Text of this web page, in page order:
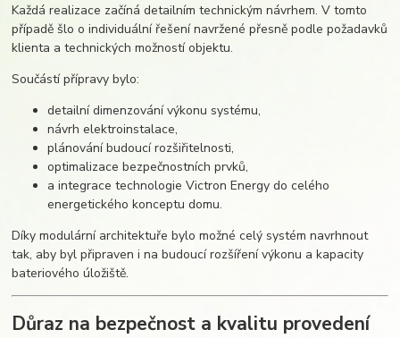
Každá realizace začíná detailním technickým návrhem. V tomto
případě šlo o individuální řešení navržené přesně podle požadavků
klienta a technických možností objektu.
Součástí přípravy bylo:
detailní dimenzování výkonu systému,
návrh elektroinstalace,
plánování budoucí rozšiřitelnosti,
optimalizace bezpečnostních prvků,
a integrace technologie Victron Energy do celého
energetického konceptu domu.
Díky modulární architektuře bylo možné celý systém navrhnout
tak, aby byl připraven i na budoucí rozšíření výkonu a kapacity
bateriového úložiště.
Důraz na bezpečnost a kvalitu provedení